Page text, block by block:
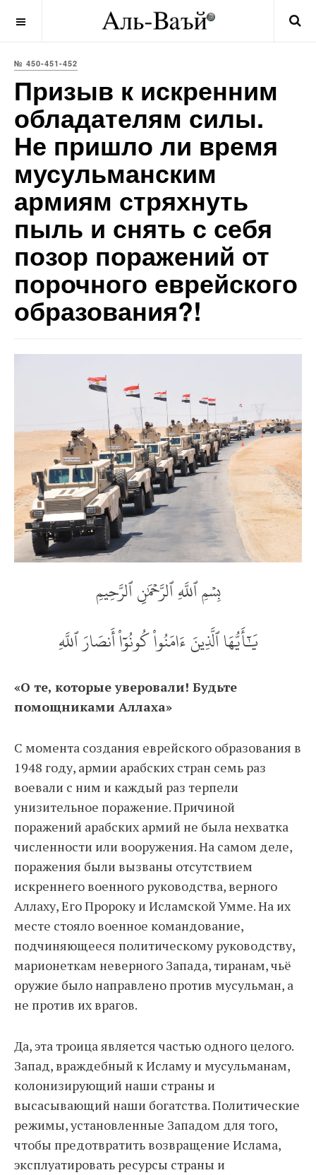
№ 450-451-452
Призыв к искренним
обладателям силы.
Не пришло ли время
мусульманским
армиям стряхнуть
пыль и снять с себя
позор поражений от
порочного еврейского
образования?!
بِسۡمِ ٱللَّهِ ٱلرَّحۡمَٰنِ ٱلرَّحِيمِ
يَٰٓأَيُّهَا ٱلَّذِينَ ءَامَنُواْ كُونُوٓاْ أَنصَارَ ٱللَّهِ
«О те, которые уверовали! Будьте
помощниками Аллаха»
С момента создания еврейского образования в
1948 году, армии арабских стран семь раз
воевали с ним и каждый раз терпели
унизительное поражение. Причиной
поражений арабских армий не была нехватка
численности или вооружения. На самом деле,
поражения были вызваны отсутствием
искреннего военного руководства, верного
Аллаху, Его Пророку и Исламской Умме. На их
месте стояло военное командование,
подчиняющееся политическому руководству,
марионеткам неверного Запада, тиранам, чьё
оружие было направлено против мусульман, а
не против их врагов.
Да, эта троица является частью одного целого.
Запад, враждебный к Исламу и мусульманам,
колонизирующий наши страны и
высасывающий наши богатства. Политические
режимы, установленные Западом для того,
чтобы предотвратить возвращение Ислама,
эксплуатировать ресурсы страны и